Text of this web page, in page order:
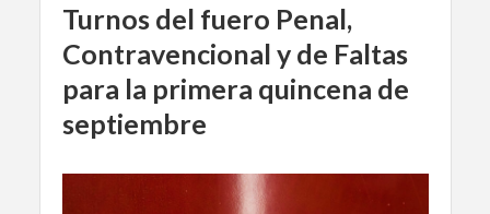
Turnos del fuero Penal,
Contravencional y de Faltas
para la primera quincena de
septiembre